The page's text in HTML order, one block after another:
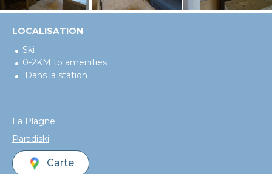
LOCALISATION
Ski
0-2KM to amenities
Dans la station
La Plagne
Paradiski
Carte